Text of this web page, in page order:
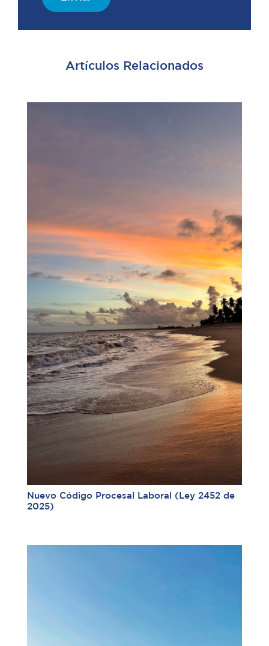
Artículos Relacionados
Nuevo Código Procesal Laboral (Ley 2452 de
2025)